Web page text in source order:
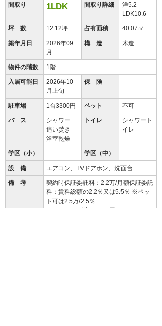
間取り 1LDK 間取り詳細
洋5.2
LDK10.6
坪 数 12.12坪 占有面積 40.07㎡
築年月日
2026年09
月
構 造 木造
物件の階数 1階
入居可能日
2026年10
月上旬
保 険
駐車場 1台3300円 ペット 不可
バ ス
シャワー
追い焚き
浴室乾燥
トイレ
シャワート
イレ
学区（小） 学区（中）
設 備 エアコン、TVドアホン、洗面台
備 考
契約時保証委託料：2.2万/月額保証委託
料：賃料総額の2.2％又は5.5％ ※ペッ
ト可は2.5万/2.5％
クリーニング費 80,000円